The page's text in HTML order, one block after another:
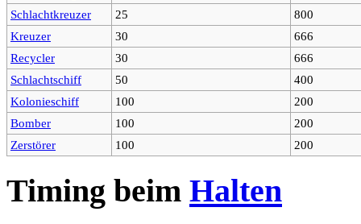
Schlachtkreuzer
25
800
Kreuzer
30
666
Recycler
30
666
Schlachtschiff
50
400
Kolonieschiff
100
200
Bomber
100
200
Zerstörer
100 200
Timing beim Halten